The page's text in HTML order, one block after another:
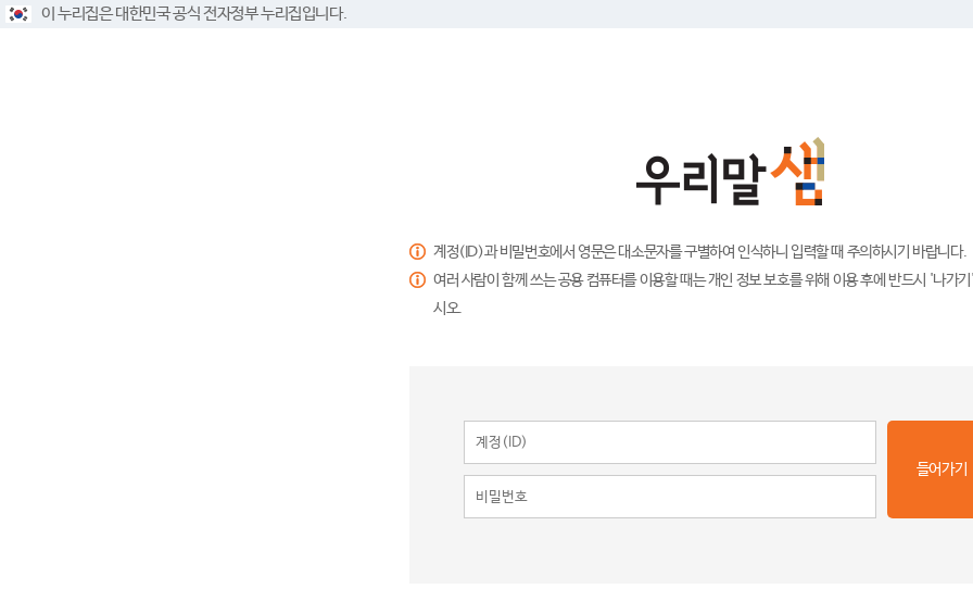
이 누리집은 대한민국 공식 전자정부 누리집입니다.
계정(ID)과 비밀번호에서 영문은 대소문자를 구별하여 인식하니 입력할 때 주의하시기 바랍니다.
여러 사람이 함께 쓰는 공용 컴퓨터를 이용할 때는 개인 정보 보호를 위해 이용 후에 반드시 '나가
시오.
들어가기